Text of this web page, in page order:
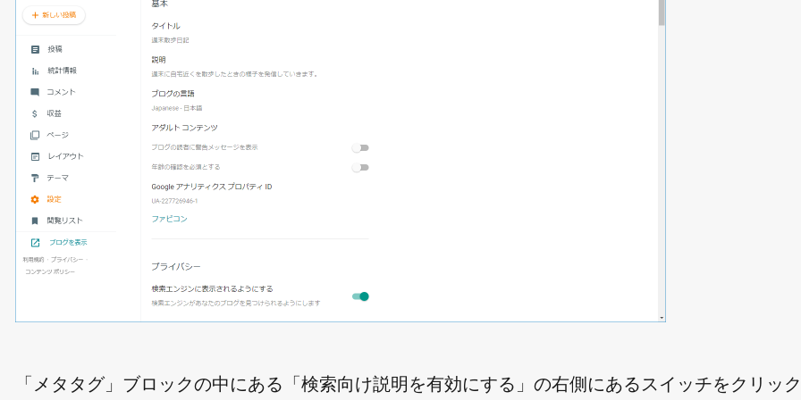
「メタタグ」ブロックの中にある「検索向け説明を有効にする」の右側にあるスイッチをクリッ